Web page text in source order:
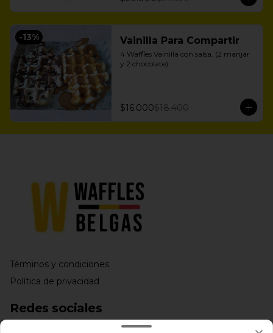
-13% Vainilla Para Compartir
4 Waffles Vainilla con salsa. (2 manjar
y 2 chocolate).
$16.000$18.400
Términos y condiciones
Política de privacidad
Redes sociales